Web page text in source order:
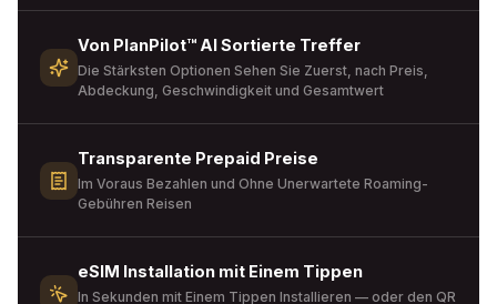
Von PlanPilot™ AI Sortierte Treffer
Die Stärksten Optionen Sehen Sie Zuerst, nach Preis,
Abdeckung, Geschwindigkeit und Gesamtwert
Transparente Prepaid Preise
Im Voraus Bezahlen und Ohne Unerwartete Roaming-
Gebühren Reisen
eSIM Installation mit Einem Tippen
In Sekunden mit Einem Tippen Installieren — oder den QR